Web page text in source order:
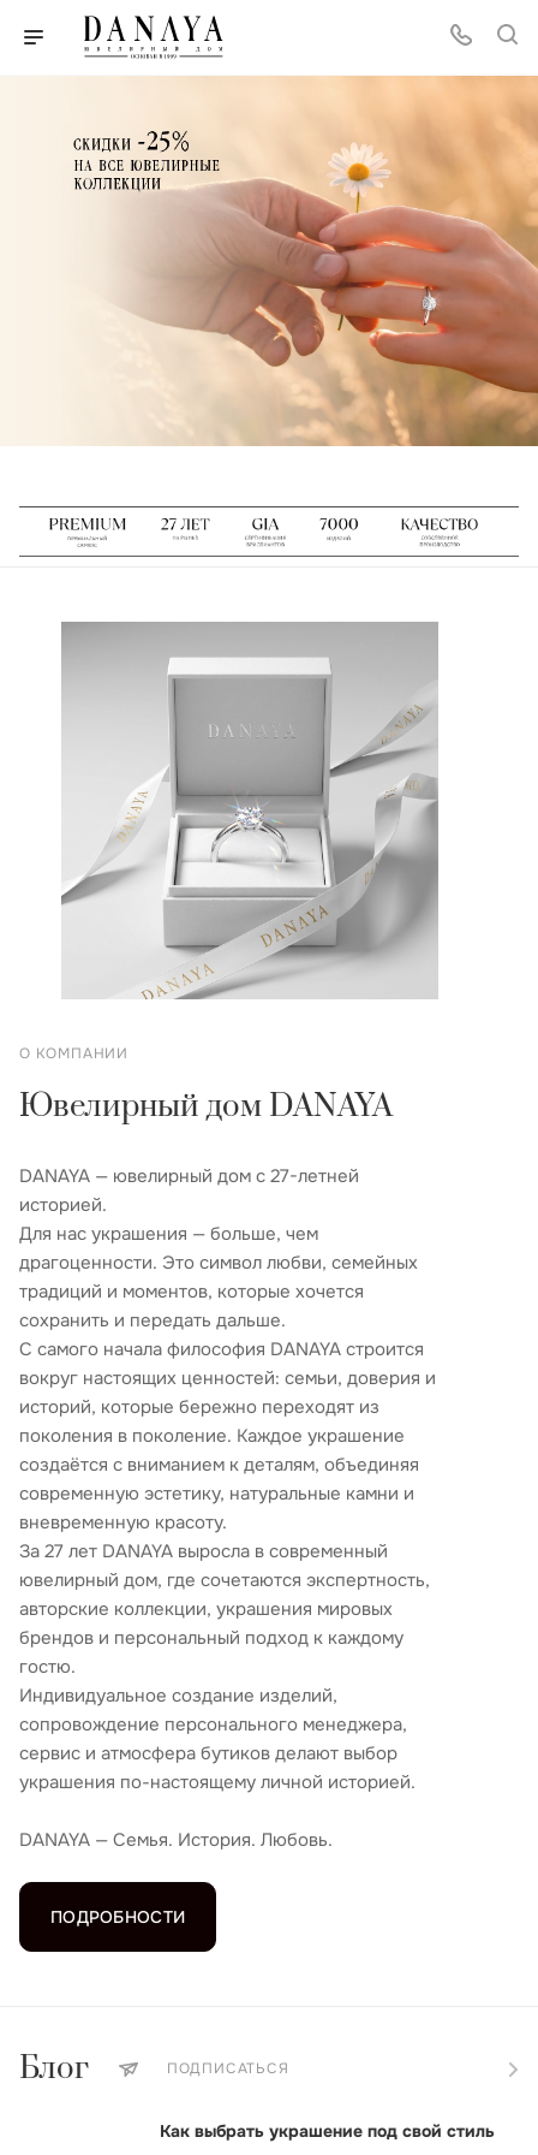
О КОМПАНИИ
Ювелирный дом DANAYA
DANAYA — ювелирный дом с 27-летней
историей.
Для нас украшения — больше, чем
драгоценности. Это символ любви, семейных
традиций и моментов, которые хочется
сохранить и передать дальше.
С самого начала философия DANAYA строится
вокруг настоящих ценностей: семьи, доверия и
историй, которые бережно переходят из
поколения в поколение. Каждое украшение
создаётся с вниманием к деталям, объединяя
современную эстетику, натуральные камни и
вневременную красоту.
За 27 лет DANAYA выросла в современный
ювелирный дом, где сочетаются экспертность,
авторские коллекции, украшения мировых
брендов и персональный подход к каждому
гостю.
Индивидуальное создание изделий,
сопровождение персонального менеджера,
сервис и атмосфера бутиков делают выбор
украшения по-настоящему личной историей.
DANAYA — Семья. История. Любовь.
ПОДРОБНОСТИ
Блог ПОДПИСАТЬСЯ
Как выбрать украшение под свой стиль